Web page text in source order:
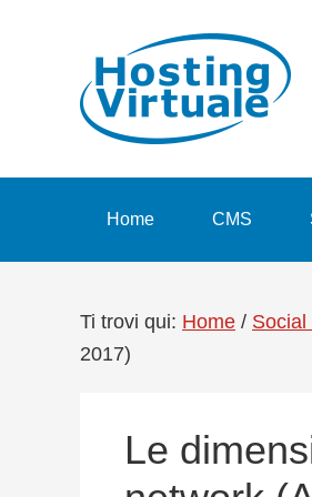
navigazione
contenuto
principale
Home CMS
Ti trovi qui: Home / Social
2017)
Le